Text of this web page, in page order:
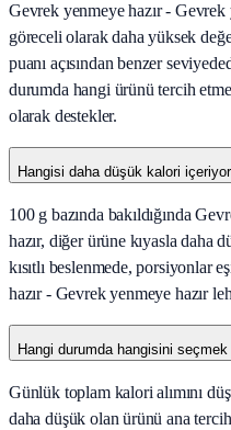
Gevrek yenmeye hazır - Gevrek
göreceli olarak daha yüksek
puanı açısından benzer
durumda hangi ürünü tercih
olarak destekler.
Hangisi daha düşük kalori
100 g bazında bakıldığında
hazır, diğer ürüne kıyasla daha
kısıtlı beslenmede, porsiyonlar
hazır - Gevrek yenmeye hazır
Hangi durumda hangisini seçmek
Günlük toplam kalori alımını
daha düşük olan ürünü ana